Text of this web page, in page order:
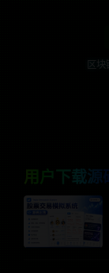
区
用户下载源